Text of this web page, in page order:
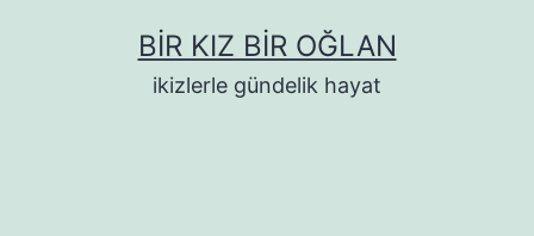
BIR KIZ BIR OĞLAN
ikizlerle gündelik hayat